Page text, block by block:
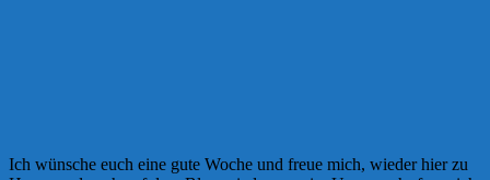
Ich wünsche euch eine gute Woche und freue mich, wieder hier zu